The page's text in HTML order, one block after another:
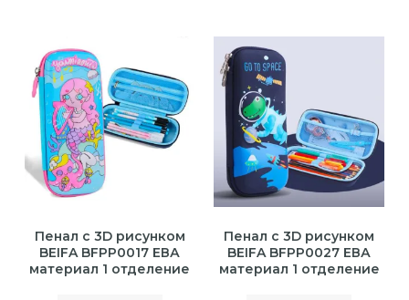
Пенал с 3D рисунком
BEIFA BFPP0017 ЕВА
материал 1 отделение
Пенал с 3D рисунком
BEIFA BFPP0027 ЕВА
материал 1 отделение